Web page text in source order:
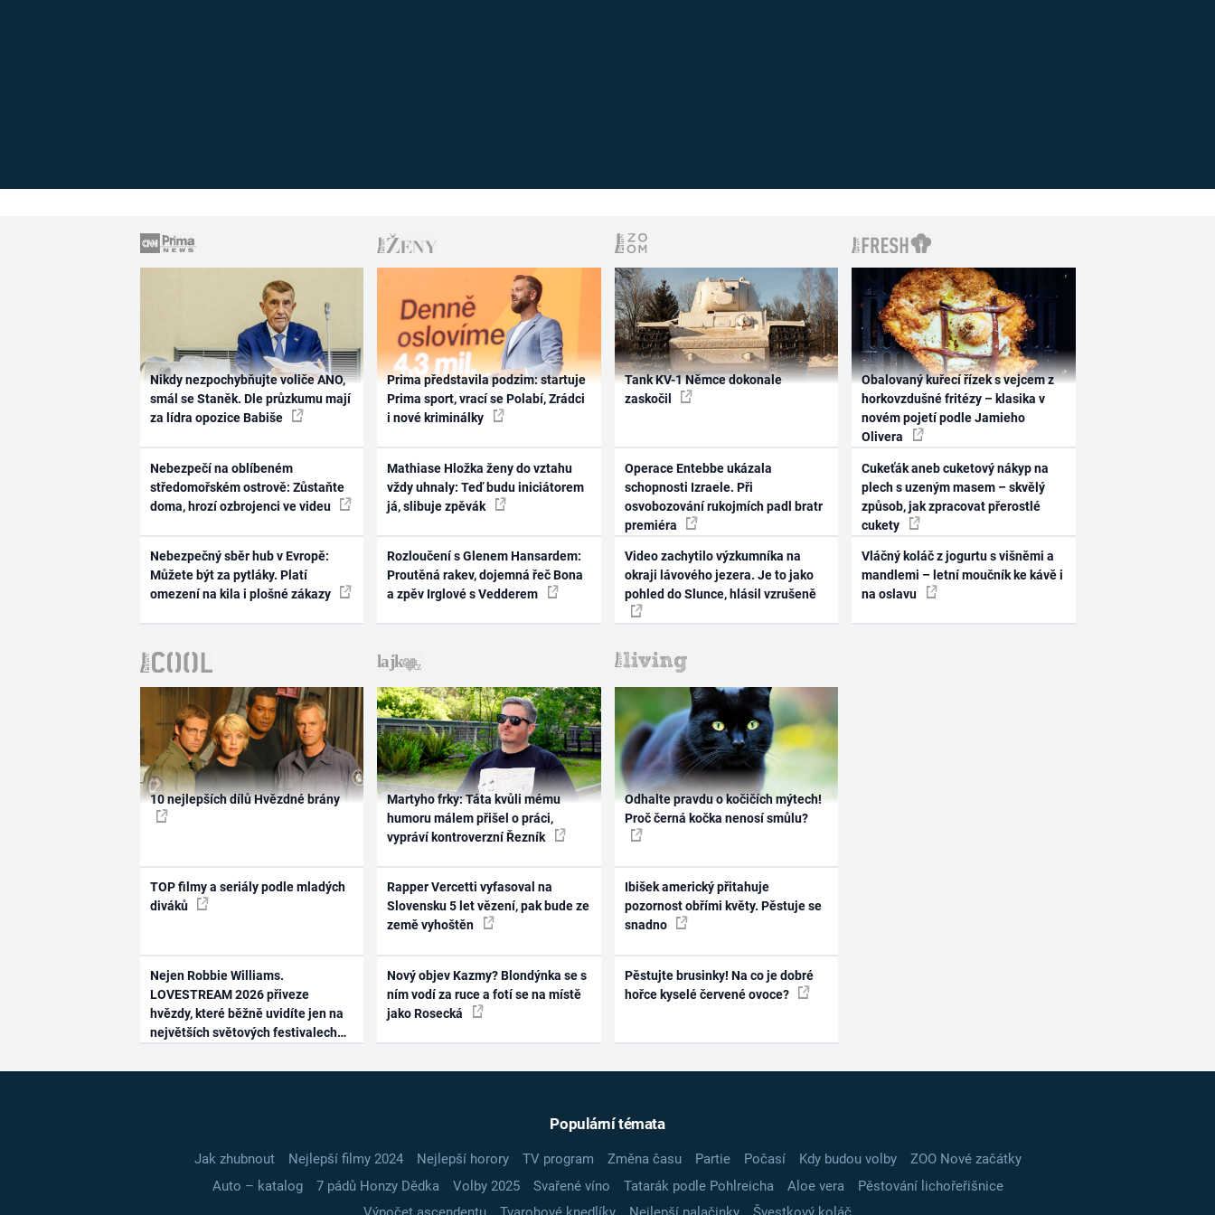
Nikdy nezpochybňujte voliče ANO,
smál se Staněk. Dle průzkumu mají
za lídra opozice Babiše
Nebezpečí na oblíbeném
středomořském ostrově: Zůstaňte
doma, hrozí ozbrojenci ve videu
Nebezpečný sběr hub v Evropě:
Můžete být za pytláky. Platí
omezení na kila i plošné zákazy
Prima představila podzim: startuje
Prima sport, vrací se Polabí, Zrádci
i nové kriminálky
Mathiase Hložka ženy do vztahu
vždy uhnaly: Teď budu iniciátorem
já, slibuje zpěvák
Rozloučení s Glenem Hansardem:
Proutěná rakev, dojemná řeč Bona
a zpěv Irglové s Vedderem
Tank KV-1 Němce dokonale
zaskočil
Operace Entebbe ukázala
schopnosti Izraele. Při
osvobozování rukojmích padl bratr
premiéra
Video zachytilo výzkumníka na
okraji lávového jezera. Je to jako
pohled do Slunce, hlásil vzrušeně
Obalovaný kuřecí řízek s vejcem z
horkovzdušné fritézy – klasika v
novém pojetí podle Jamieho
Olivera
Cukeťák aneb cuketový nákyp na
plech s uzeným masem – skvělý
způsob, jak zpracovat přerostlé
cukety
Vláčný koláč z jogurtu s višněmi a
mandlemi – letní moučník ke kávě i
na oslavu
10 nejlepších dílů Hvězdné brány
TOP filmy a seriály podle mladých
diváků
Nejen Robbie Williams.
LOVESTREAM 2026 přiveze
hvězdy, které běžně uvidíte jen na
největších světových festivalech
Martyho frky: Táta kvůli mému
humoru málem přišel o práci,
vypráví kontroverzní Řezník
Rapper Vercetti vyfasoval na
Slovensku 5 let vězení, pak bude ze
země vyhoštěn
Nový objev Kazmy? Blondýnka se s
ním vodí za ruce a fotí se na místě
jako Rosecká
Odhalte pravdu o kočičích mýtech!
Proč černá kočka nenosí smůlu?
Ibišek americký přitahuje
pozornost obřími květy. Pěstuje se
snadno
Pěstujte brusinky! Na co je dobré
hořce kyselé červené ovoce?
Populární témata
Jak zhubnout Nejlepší filmy 2024 Nejlepší horory TV program Změna času Partie Počasí Kdy budou volby
ZOO Nové začátky
Auto – katalog
7 pádů Honzy Dědka Volby 2025 Svařené víno Tatarák podle Pohlreicha Aloe vera
Pěstování lichořeřišnice